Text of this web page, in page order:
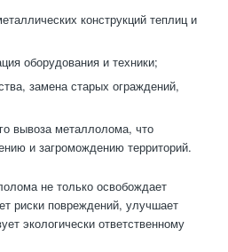
конструкций теплиц и
оборудования и техники;
замена старых ограждений,
вывоза металлолома, что
и загромождению территорий.
не только освобождает
риски повреждений, улучшает
экологически ответственному